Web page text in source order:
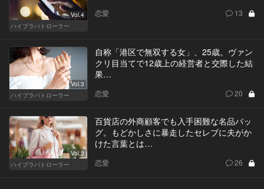
Vol.4
ハイブラパトローラー
恋愛 13
Vol.3
ハイブラパトローラー
自称「港区で無双する女」、25歳。ヴァン
クリ目当てで12歳上の経営者と交際した結
果…
恋愛 20
Vol.2
ハイブラパトローラー
百貨店の外商顧客でも入手困難な名品バッ
グ。もどかしさに暴走したセレブに夫がか
けた言葉とは…
恋愛 26